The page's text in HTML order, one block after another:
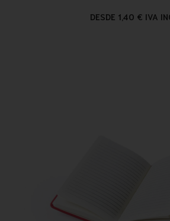
DESDE 1,40 € IVA